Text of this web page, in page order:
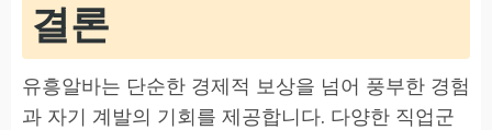
결론
유흥알바는 단순한 경제적 보상을 넘어 풍부한 경험
과 자기 계발의 기회를 제공합니다. 다양한 직업군